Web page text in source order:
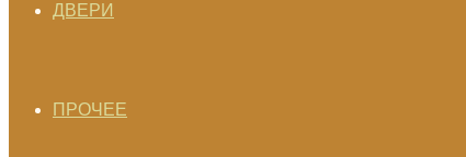
ДВЕРИ
ПРОЧЕЕ